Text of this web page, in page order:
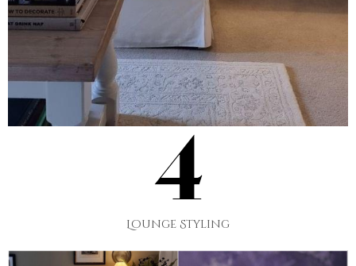
Lounge Styling